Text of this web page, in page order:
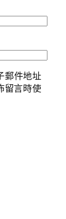
郵件地址
留言時使